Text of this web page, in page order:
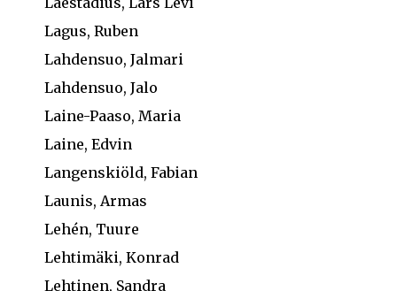
Lagus, Ruben
Lahdensuo, Jalmari
Lahdensuo, Jalo
Laine-Paaso, Maria
Laine, Edvin
Langenskiöld, Fabian
Launis, Armas
Lehén, Tuure
Lehtimäki, Konrad
Lehtinen, Sandra